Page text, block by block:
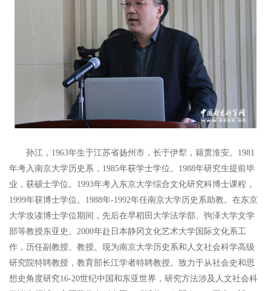
孙江，1963年生于江苏省扬州市，长于伊犁，籍贯淮安。1981
年考入南京大学历史系，1985年获学士学位。1988年研究生提前毕
业，获硕士学位。1993年考入东京大学综合文化研究科博士课程，
1999年获博士学位。1988年-1992年任南京大学历史系助教。在东京
大学攻读博士学位期间，先后在早稻田大学法学部、驹泽大学文学
部等教授东亚史。2000年赴日本静冈文化艺术大学国际文化系工
作，历任副教授、教授。现为南京大学历史系和人文社会科学高级
研究院特聘教授，教育部长江学者特聘教授。致力于从社会史和思
想史角度研究16-20世纪中国和东亚世界，研究方法涉及人文社会科